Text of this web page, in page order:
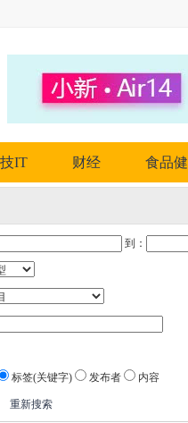
IT 财经 食品
到：
标签(关键字) 发布者 内容
重新搜索